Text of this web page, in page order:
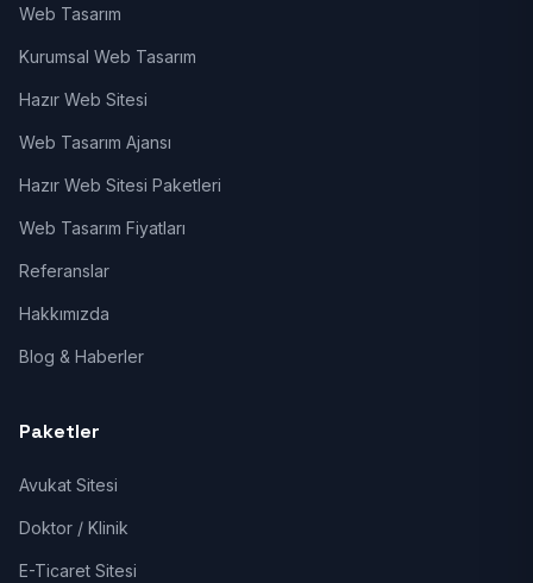
Web Tasarım
Kurumsal Web Tasarım
Hazır Web Sitesi
Web Tasarım Ajansı
Hazır Web Sitesi Paketleri
Web Tasarım Fiyatları
Referanslar
Hakkımızda
Blog & Haberler
Paketler
Avukat Sitesi
Doktor / Klinik
E-Ticaret Sitesi